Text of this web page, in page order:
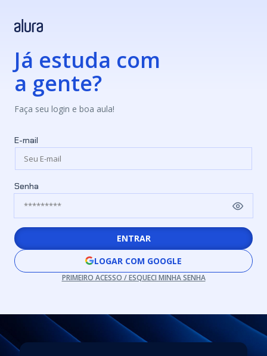
Já estuda com
a gente?
Faça seu login e boa aula!
E-mail
Senha
ENTRAR
LOGAR COM GOOGLE
PRIMEIRO ACESSO / ESQUECI MINHA SENHA